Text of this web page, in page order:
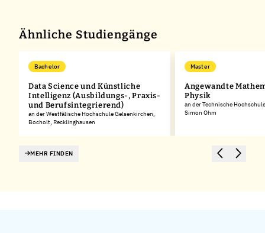
Ähnliche Studiengänge
Bachelor
Data Science und Künstliche
Intelligenz (Ausbildungs-, Praxis-
und Berufsintegrierend)
an der Westfälische Hochschule Gelsenkirchen,
Bocholt, Recklinghausen
Master
Angewandte
Physik
an der Technische
Simon Ohm
MEHR FINDEN